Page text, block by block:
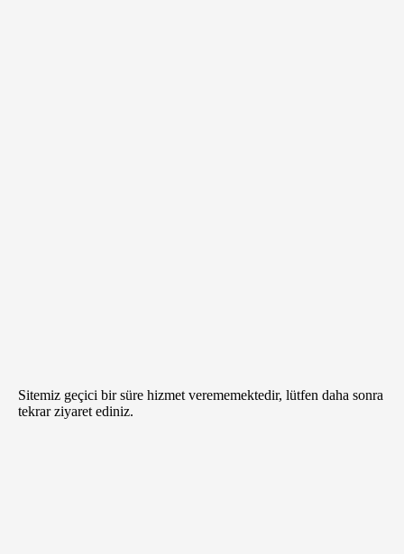
Sitemiz geçici bir süre hizmet verememektedir, lütfen daha sonra
tekrar ziyaret ediniz.